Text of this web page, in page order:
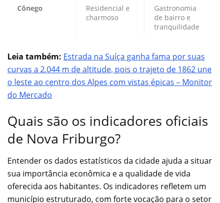
Cônego
Residencial e
charmoso
Gastronomia
de bairro e
tranquilidade
Leia também: Estrada na Suíça ganha fama por suas
curvas a 2.044 m de altitude, pois o trajeto de 1862 une
o leste ao centro dos Alpes com vistas épicas – Monitor
do Mercado
Quais são os indicadores oficiais
de Nova Friburgo?
Entender os dados estatísticos da cidade ajuda a situar
sua importância econômica e a qualidade de vida
oferecida aos habitantes. Os indicadores refletem um
município estruturado, com forte vocação para o setor